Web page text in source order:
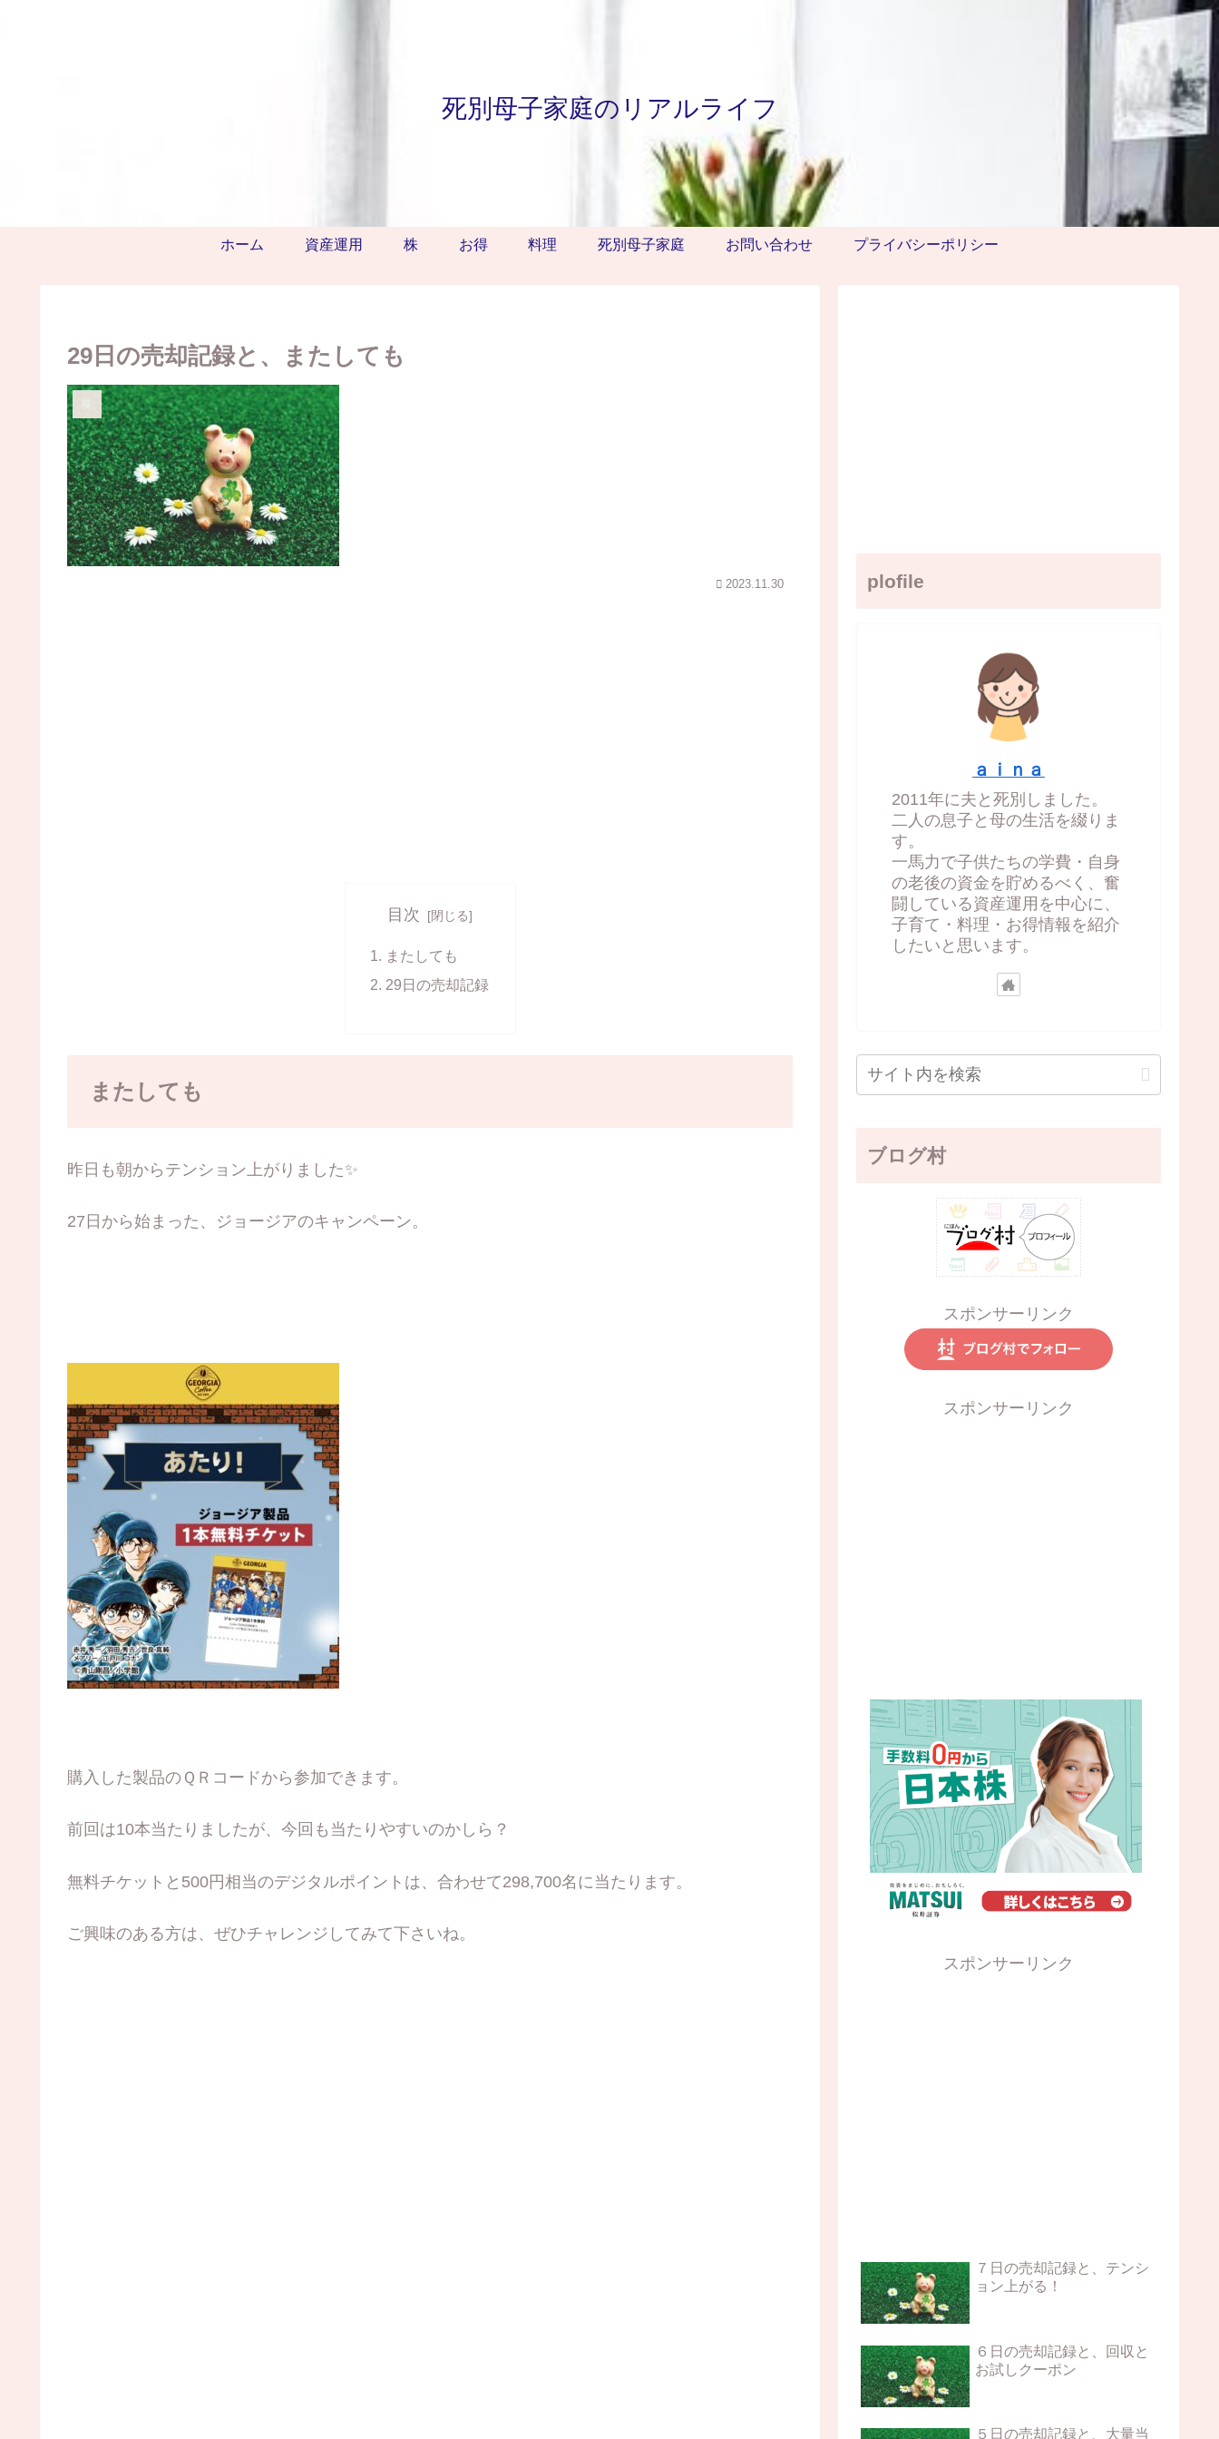
死別母子家庭のリアルライフ
ホーム 資産運用 株 お得 料理 死別母子家庭 お問い合わせ プライバシーポリシー
29日の売却記録と、またしても
2023.11.30
目次
またしても
29日の売却記録
またしても
昨日も朝からテンション上がりました✨
27日から始まった、ジョージアのキャンペーン。
購入した製品のＱＲコードから参加できます。
前回は10本当たりましたが、今回も当たりやすいのかしら？
無料チケットと500円相当のデジタルポイントは、合わせて298,700名に当たります。
ご興味のある方は、ぜひチャレンジしてみて下さいね。
plofile
ａｉｎａ
2011年に夫と死別しました。
二人の息子と母の生活を綴りま
す。
一馬力で子供たちの学費・自身
の老後の資金を貯めるべく、奮
闘している資産運用を中心に、
子育て・料理・お得情報を紹介
したいと思います。
ブログ村
スポンサーリンク
スポンサーリンク
スポンサーリンク
７日の売却記録と、テンシ
ョン上がる！
６日の売却記録と、回収と
お試しクーポン
５日の売却記録と、大量当